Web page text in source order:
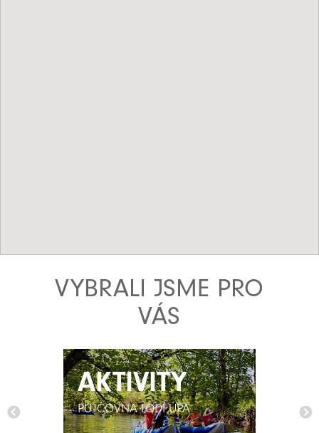
VYBRALI JSME PRO
VÁS
AKTIVITY
PŮJČOVNA LODÍ ÚPA
AKTIVITY
PŮJČOVNA LODÍ ÚPA